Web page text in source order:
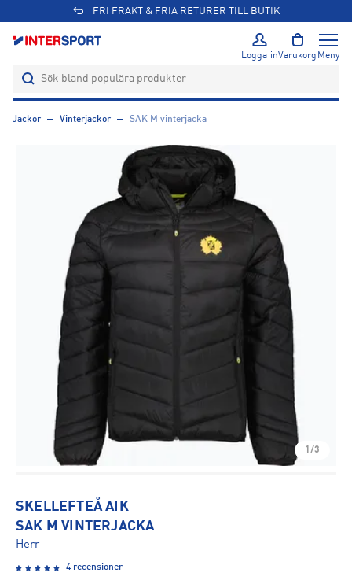
FRI FRAKT & FRIA RETURER TILL BUTIK
Logga inVarukorg Meny
Jackor Vinterjackor SAK M vinterjacka
1/3
SKELLEFTEÅ AIK
SAK M VINTERJACKA
Herr
4 recensioner